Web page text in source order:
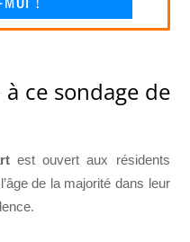
ce sondage de
est ouvert aux résidents
de la majorité dans leur